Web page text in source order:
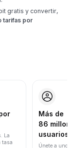
gratis y convertir,
tarifas por
La
tasa
Más de
86
usuarios
Únete a uno